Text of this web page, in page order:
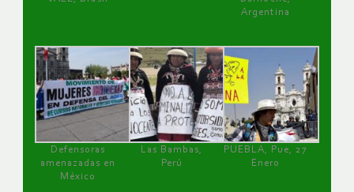
Argentina
Defensoras
amenazadas en
México
Las Bambas,
Perú
PUEBLA, Pue, 27
Enero